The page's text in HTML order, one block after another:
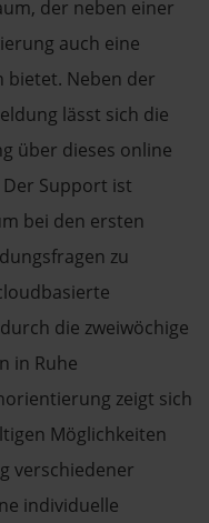
der neben einer
auch eine
bietet. Neben der
lässt sich die
über dieses online
Support ist
bei den ersten
zu
die zweiwöchige
in Ruhe
zeigt sich
Möglichkeiten
verschiedener
individuelle